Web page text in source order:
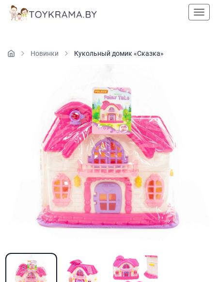
Новинки Кукольный домик «Сказка»